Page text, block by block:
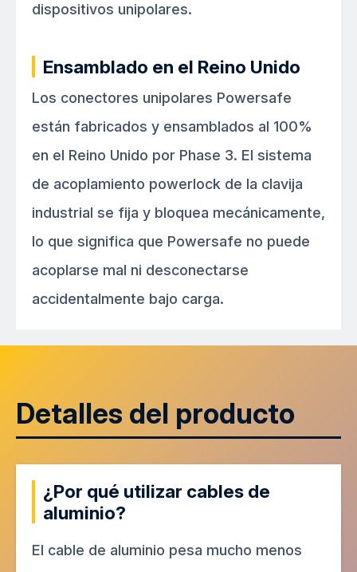
dispositivos unipolares.
Ensamblado en el Reino Unido
Los conectores unipolares Powersafe
están fabricados y ensamblados al 100%
en el Reino Unido por Phase 3. El sistema
de acoplamiento powerlock de la clavija
industrial se fija y bloquea mecánicamente,
lo que significa que Powersafe no puede
acoplarse mal ni desconectarse
accidentalmente bajo carga.
Detalles del producto
¿Por qué utilizar cables de
aluminio?
El cable de aluminio pesa mucho menos